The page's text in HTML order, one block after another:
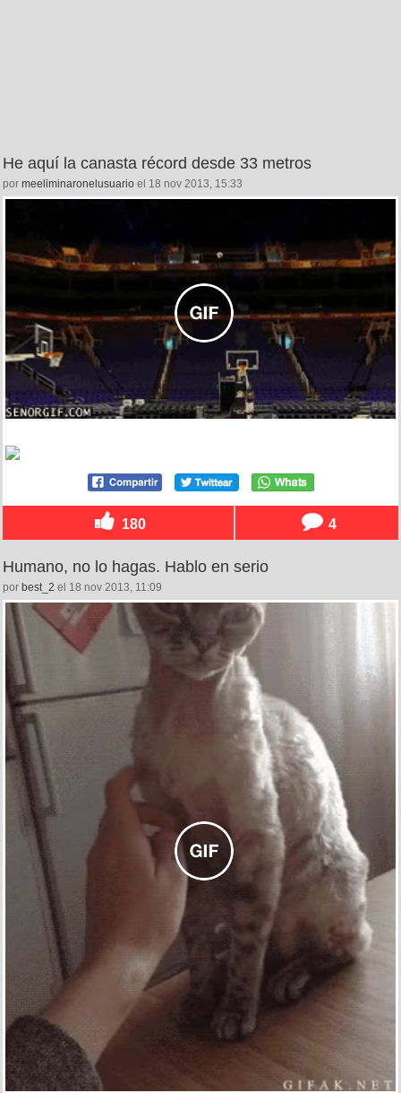
He aquí la canasta récord desde 33 metros
por meeliminaronelusuario el 18 nov 2013, 15:33
180 4
Humano, no lo hagas. Hablo en serio
por best_2 el 18 nov 2013, 11:09